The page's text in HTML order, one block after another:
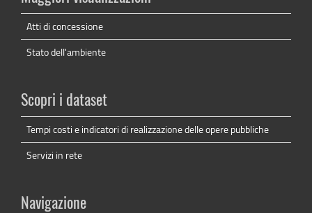
Atti di concessione
Stato dell'ambiente
Scopri i dataset
Tempi costi e indicatori di realizzazione delle opere pubbliche
Servizi in rete
Navigazione